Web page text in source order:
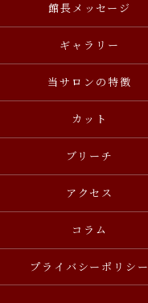
館長メッセージ
ギャラリー
当サロンの特徴
カット
ブリーチ
アクセス
コラム
プライバシーポリシー